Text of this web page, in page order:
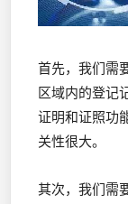
首先，我们需
区域内的登记
证明和证照功
关性很大。
其次，我们需